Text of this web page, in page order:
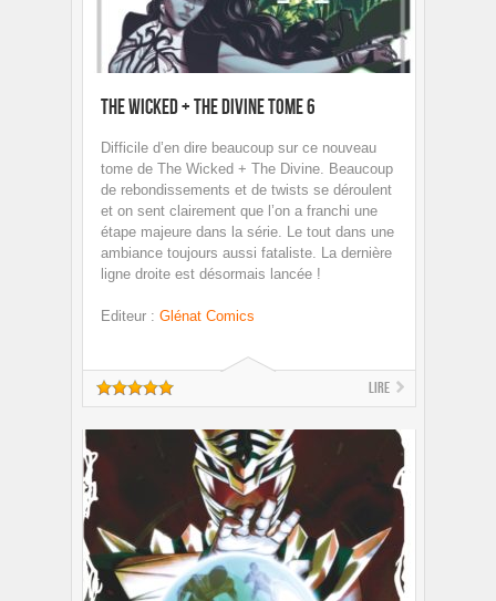
The Wicked + The Divine Tome 6
Difficile d’en dire beaucoup sur ce nouveau
tome de The Wicked + The Divine. Beaucoup
de rebondissements et de twists se déroulent
et on sent clairement que l’on a franchi une
étape majeure dans la série. Le tout dans une
ambiance toujours aussi fataliste. La dernière
ligne droite est désormais lancée !
Editeur : Glénat Comics
Lire